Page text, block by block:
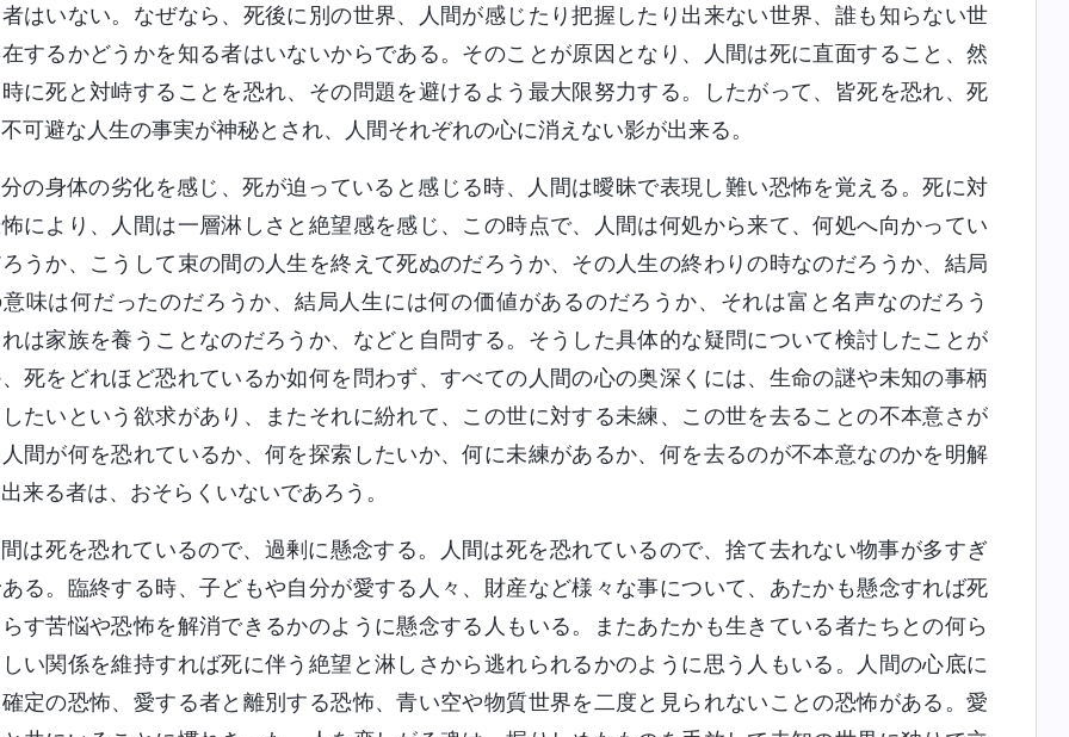
はいない。なぜなら、死後に別の世界、人間が感じたり把握したり出来ない世界、誰も知らない世
するかどうかを知る者はいないからである。そのことが原因となり、人間は死に直面すること、然
に死と対峙することを恐れ、その問題を避けるよう最大限努力する。したがって、皆死を恐れ、死
可避な人生の事実が神秘とされ、人間それぞれの心に消えない影が出来る。
の身体の劣化を感じ、死が迫っていると感じる時、人間は曖昧で表現し難い恐怖を覚える。死に対
により、人間は一層淋しさと絶望感を感じ、この時点で、人間は何処から来て、何処へ向かってい
うか、こうして束の間の人生を終えて死ぬのだろうか、その人生の終わりの時なのだろうか、結局
味は何だったのだろうか、結局人生には何の価値があるのだろうか、それは富と名声なのだろう
は家族を養うことなのだろうか、などと自問する。そうした具体的な疑問について検討したことが
死をどれほど恐れているか如何を問わず、すべての人間の心の奥深くには、生命の謎や未知の事柄
たいという欲求があり、またそれに紛れて、この世に対する未練、この世を去ることの不本意さが
間が何を恐れているか、何を探索したいか、何に未練があるか、何を去るのが不本意なのかを明解
来る者は、おそらくいないであろう。
は死を恐れているので、過剰に懸念する。人間は死を恐れているので、捨て去れない物事が多すぎ
る。臨終する時、子どもや自分が愛する人々、財産など様々な事について、あたかも懸念すれば死
す苦悩や恐怖を解消できるかのように懸念する人もいる。またあたかも生きている者たちとの何ら
い関係を維持すれば死に伴う絶望と淋しさから逃れられるかのように思う人もいる。人間の心底に
定の恐怖、愛する者と離別する恐怖、青い空や物質世界を二度と見られないことの恐怖がある。愛